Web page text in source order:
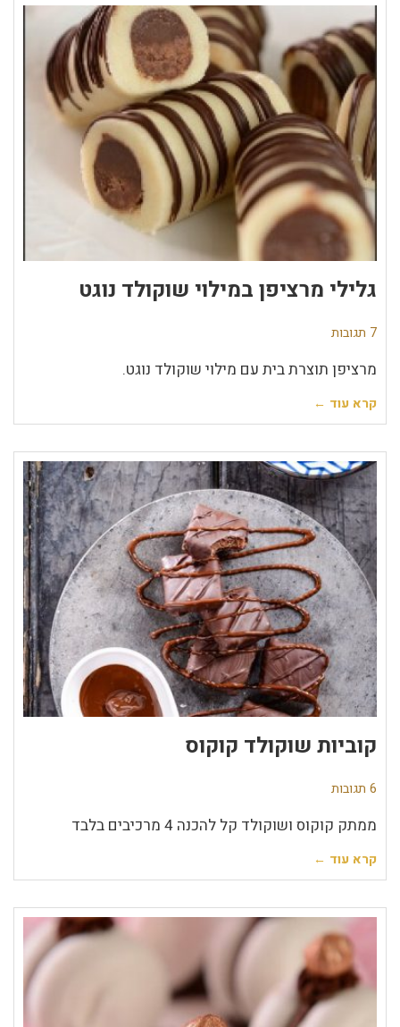
גלילי מרציפן במילוי שוקולד נוגט
7 תגובות
מרציפן תוצרת בית עם מילוי שוקולד נוגט.
קרא עוד ←
קוביות שוקולד קוקוס
6 תגובות
ממתק קוקוס ושוקולד קל להכנה 4 מרכיבים בלבד
קרא עוד ←